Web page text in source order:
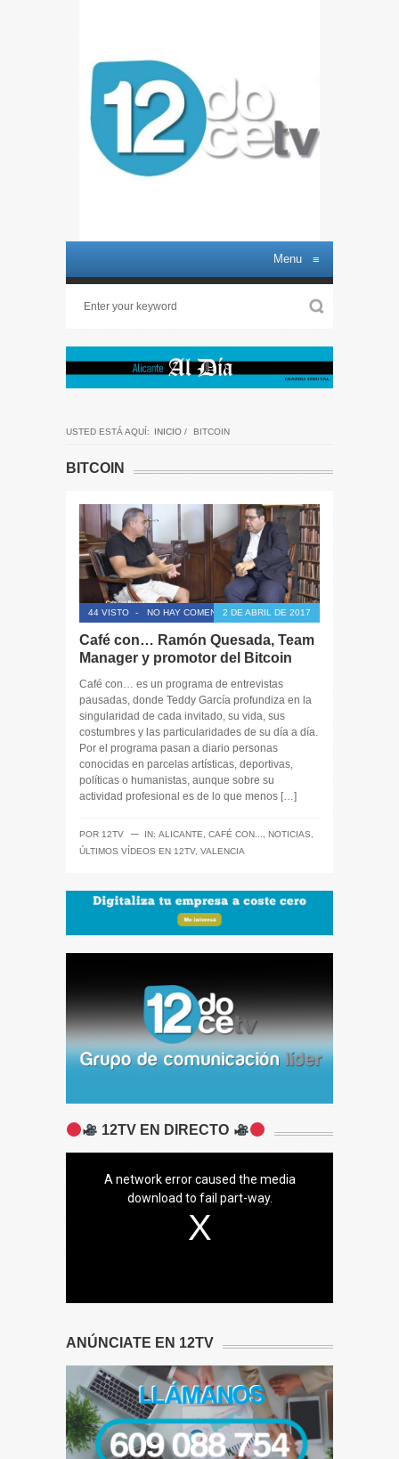
Menu ≡
USTED ESTÁ AQUÍ: INICIO / BITCOIN
BITCOIN
44 VISTO - NO HAY COMENTARIOS2 DE ABRIL DE 2017
Café con… Ramón Quesada, Team
Manager y promotor del Bitcoin
Café con… es un programa de entrevistas
pausadas, donde Teddy García profundiza en la
singularidad de cada invitado, su vida, sus
costumbres y las particularidades de su día a día.
Por el programa pasan a diario personas
conocidas en parcelas artísticas, deportivas,
políticas o humanistas, aunque sobre su
actividad profesional es de lo que menos […]
POR 12TV ─ IN: ALICANTE, CAFÉ CON..., NOTICIAS,
ÚLTIMOS VÍDEOS EN 12TV, VALENCIA
12TV EN DIRECTO
A network error caused the media
download to fail part-way.
ANÚNCIATE EN 12TV